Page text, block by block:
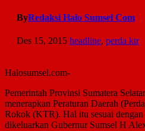
ByRedaksi Halo Sumsel Com
Des 15, 2015 headline, perda ktr
Halosumsel.com-
Pemerintah Provinsi Sumatera
menerapkan Peraturan Daerah
Rokok (KTR). Hal itu sesuai
dikeluarkan Gubernur Sumsel H